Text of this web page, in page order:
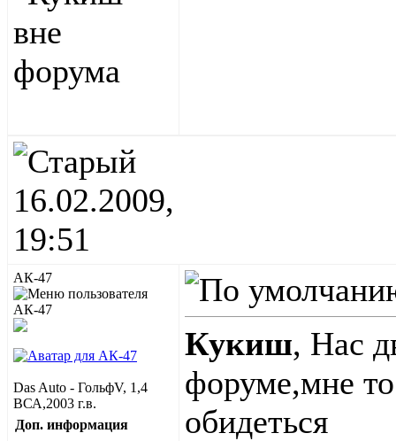
16.02.2009,
19:51
АК-47
Das Auto - ГольфV, 1,4
ВСА,2003 г.в.
Доп. информация
Кукиш, Нас
форуме,мне
обидеться